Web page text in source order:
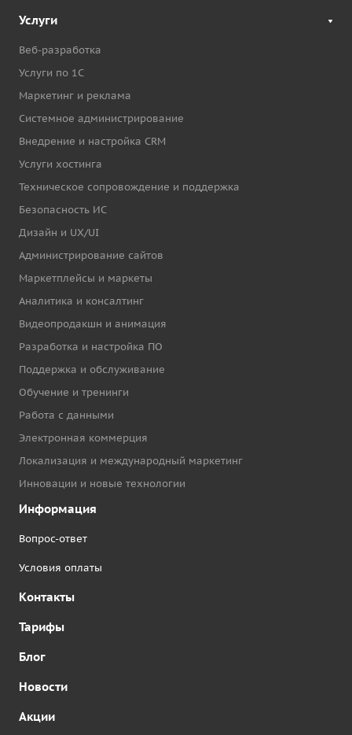
Услуги
Веб-разработка
Услуги по 1С
Маркетинг и реклама
Системное администрирование
Внедрение и настройка CRM
Услуги хостинга
Техническое сопровождение и поддержка
Безопасность ИС
Дизайн и UX/UI
Администрирование сайтов
Маркетплейсы и маркеты
Аналитика и консалтинг
Видеопродакшн и анимация
Разработка и настройка ПО
Поддержка и обслуживание
Обучение и тренинги
Работа с данными
Электронная коммерция
Локализация и международный маркетинг
Инновации и новые технологии
Информация
Вопрос-ответ
Условия оплаты
Контакты
Тарифы
Блог
Новости
Акции